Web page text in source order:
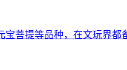
菩提等品种，在文玩界都